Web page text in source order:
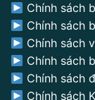
Chính sách
Chính sách
Chính sách
Chính sách
Chính sách
Chính sách